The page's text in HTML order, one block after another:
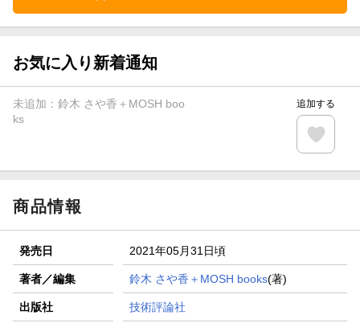
お気に入り新着通知
未追加： 鈴木 さや香＋MOSH boo
ks
追加する
商品情報
発売日 2021年05月31日頃
著者／編集 鈴木 さや香＋MOSH books(著)
出版社 技術評論社